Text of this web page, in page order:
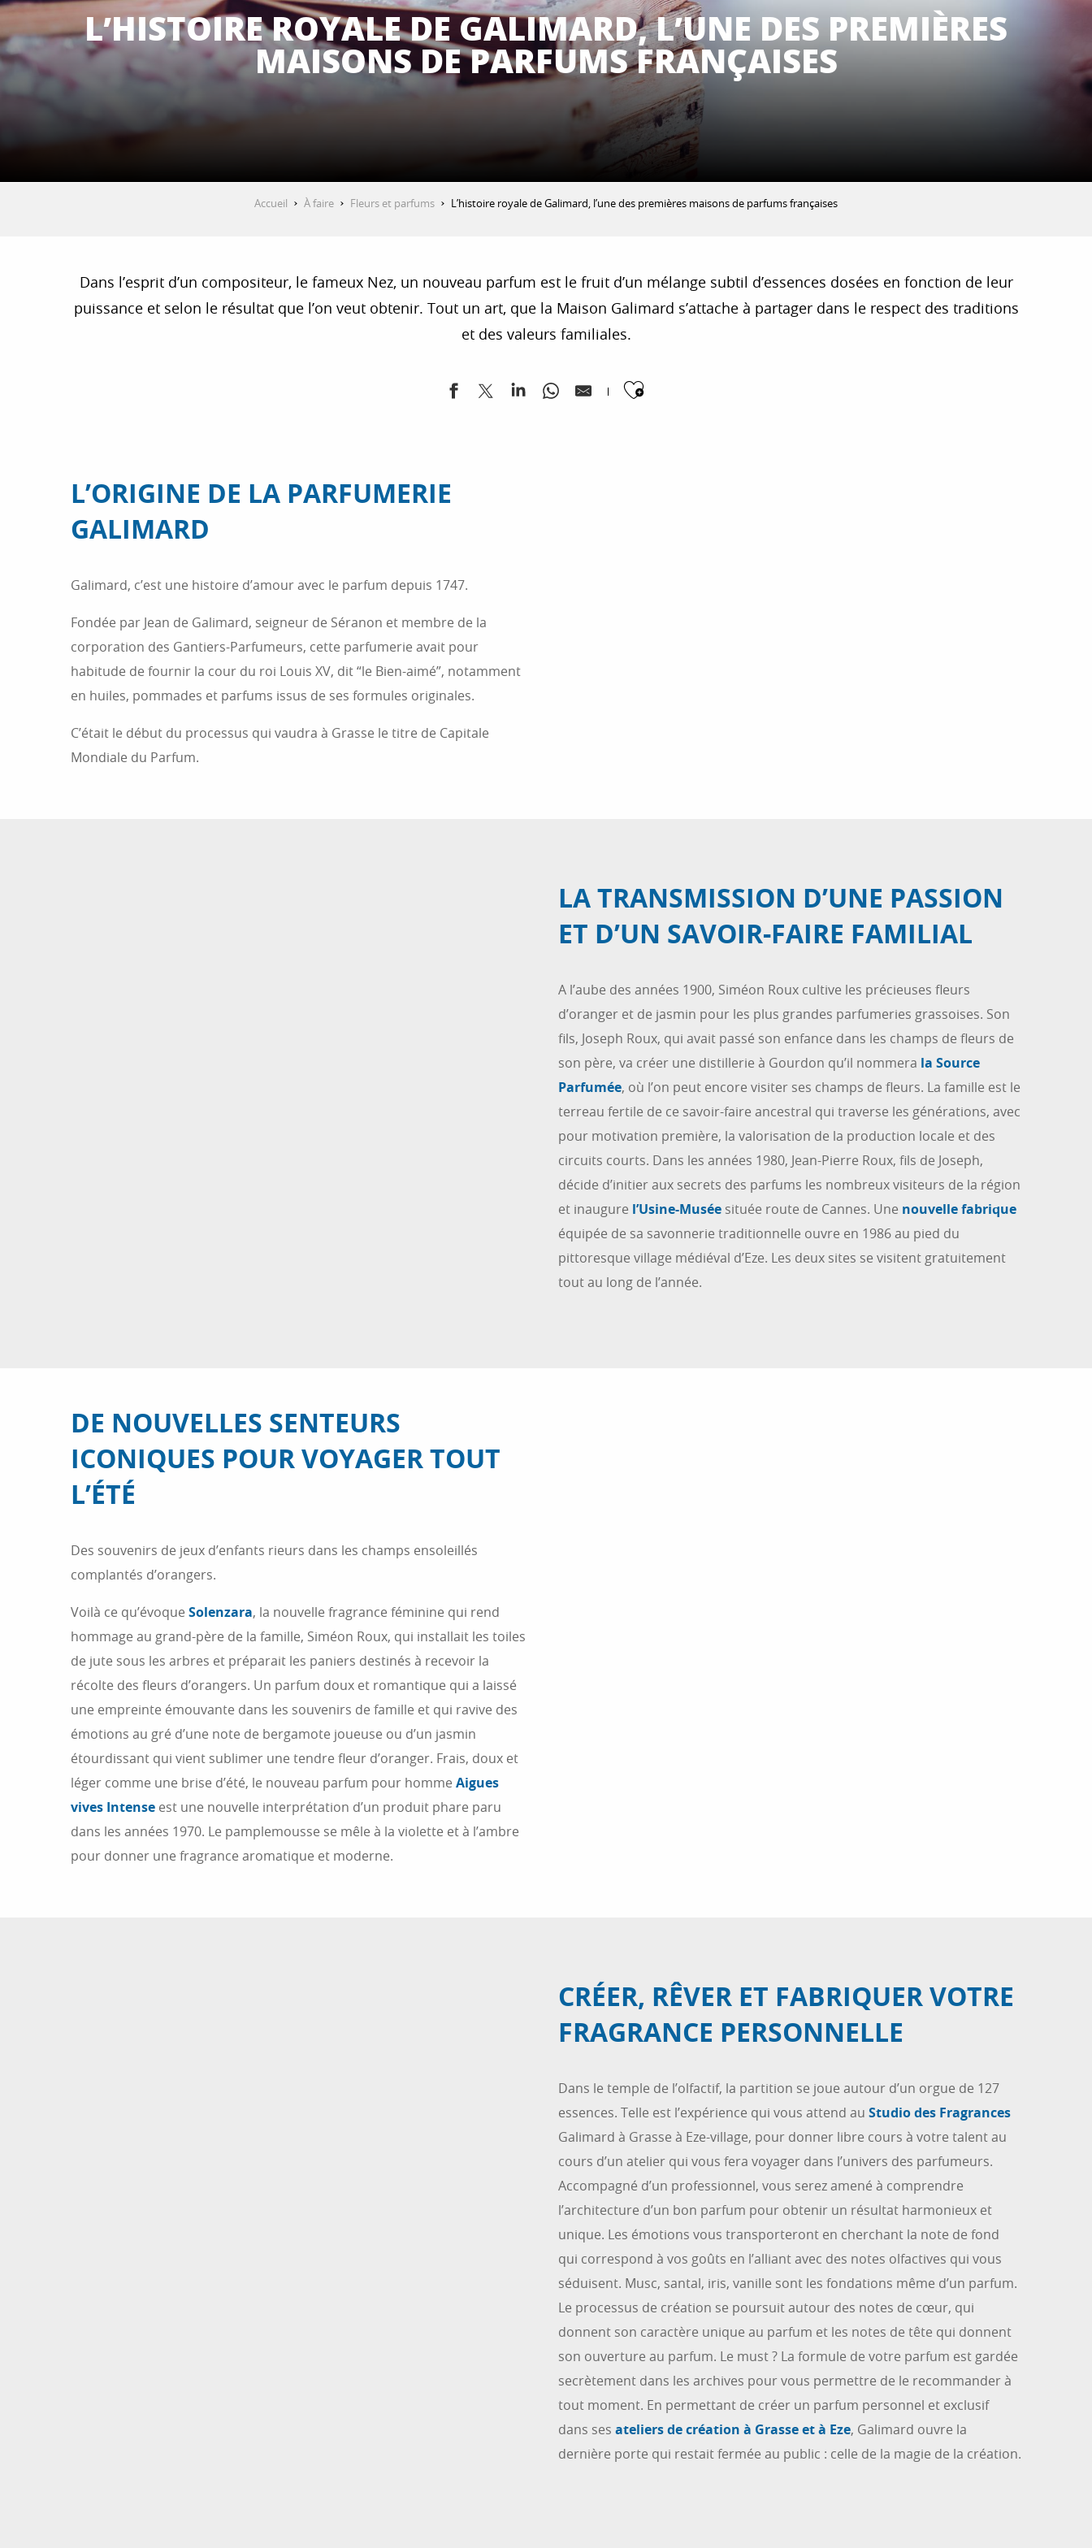
L’HISTOIRE ROYALE DE GALIMARD, L’UNE DES PREMIÈRES
MAISONS DE PARFUMS FRANÇAISES
Accueil À faire Fleurs et parfums L’histoire royale de Galimard, l’une des premières maisons de parfums françaises
Dans l’esprit d’un compositeur, le fameux Nez, un nouveau parfum est le fruit d’un mélange subtil d’essences dosées en fonction de leur
puissance et selon le résultat que l’on veut obtenir. Tout un art, que la Maison Galimard s’attache à partager dans le respect des traditions
et des valeurs familiales.
Ajouter aux favoris
L’ORIGINE DE LA PARFUMERIE
GALIMARD
Galimard, c’est une histoire d’amour avec le parfum depuis 1747.
Fondée par Jean de Galimard, seigneur de Séranon et membre de la
corporation des Gantiers-Parfumeurs, cette parfumerie avait pour
habitude de fournir la cour du roi Louis XV, dit “le Bien-aimé”, notamment
en huiles, pommades et parfums issus de ses formules originales.
C’était le début du processus qui vaudra à Grasse le titre de Capitale
Mondiale du Parfum.
LA TRANSMISSION D’UNE PASSION
ET D’UN SAVOIR-FAIRE FAMILIAL
A l’aube des années 1900, Siméon Roux cultive les précieuses fleurs
d’oranger et de jasmin pour les plus grandes parfumeries grassoises. Son
fils, Joseph Roux, qui avait passé son enfance dans les champs de fleurs de
son père, va créer une distillerie à Gourdon qu’il nommera la Source
Parfumée, où l’on peut encore visiter ses champs de fleurs. La famille est le
terreau fertile de ce savoir-faire ancestral qui traverse les générations, avec
pour motivation première, la valorisation de la production locale et des
circuits courts. Dans les années 1980, Jean-Pierre Roux, fils de Joseph,
décide d’initier aux secrets des parfums les nombreux visiteurs de la région
et inaugure l’Usine-Musée située route de Cannes. Une nouvelle fabrique
équipée de sa savonnerie traditionnelle ouvre en 1986 au pied du
pittoresque village médiéval d’Eze. Les deux sites se visitent gratuitement
tout au long de l’année.
DE NOUVELLES SENTEURS
ICONIQUES POUR VOYAGER TOUT
L’ÉTÉ
Des souvenirs de jeux d’enfants rieurs dans les champs ensoleillés
complantés d’orangers.
Voilà ce qu’évoque Solenzara, la nouvelle fragrance féminine qui rend
hommage au grand-père de la famille, Siméon Roux, qui installait les toiles
de jute sous les arbres et préparait les paniers destinés à recevoir la
récolte des fleurs d’orangers. Un parfum doux et romantique qui a laissé
une empreinte émouvante dans les souvenirs de famille et qui ravive des
émotions au gré d’une note de bergamote joueuse ou d’un jasmin
étourdissant qui vient sublimer une tendre fleur d’oranger. Frais, doux et
léger comme une brise d’été, le nouveau parfum pour homme Aigues
vives Intense est une nouvelle interprétation d’un produit phare paru
dans les années 1970. Le pamplemousse se mêle à la violette et à l’ambre
pour donner une fragrance aromatique et moderne.
CRÉER, RÊVER ET FABRIQUER VOTRE
FRAGRANCE PERSONNELLE
Dans le temple de l’olfactif, la partition se joue autour d’un orgue de 127
essences. Telle est l’expérience qui vous attend au Studio des Fragrances
Galimard à Grasse à Eze-village, pour donner libre cours à votre talent au
cours d’un atelier qui vous fera voyager dans l’univers des parfumeurs.
Accompagné d’un professionnel, vous serez amené à comprendre
l’architecture d’un bon parfum pour obtenir un résultat harmonieux et
unique. Les émotions vous transporteront en cherchant la note de fond
qui correspond à vos goûts en l’alliant avec des notes olfactives qui vous
séduisent. Musc, santal, iris, vanille sont les fondations même d’un parfum.
Le processus de création se poursuit autour des notes de cœur, qui
donnent son caractère unique au parfum et les notes de tête qui donnent
son ouverture au parfum. Le must ? La formule de votre parfum est gardée
secrètement dans les archives pour vous permettre de le recommander à
tout moment. En permettant de créer un parfum personnel et exclusif
dans ses ateliers de création à Grasse et à Eze, Galimard ouvre la
dernière porte qui restait fermée au public : celle de la magie de la création.